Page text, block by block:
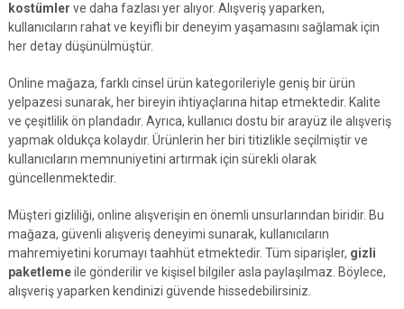
kostümler ve daha fazlası yer alıyor. Alışveriş yaparken,
kullanıcıların rahat ve keyifli bir deneyim yaşamasını sağlamak için
her detay düşünülmüştür.
Online mağaza, farklı cinsel ürün kategorileriyle geniş bir ürün
yelpazesi sunarak, her bireyin ihtiyaçlarına hitap etmektedir. Kalite
ve çeşitlilik ön plandadır. Ayrıca, kullanıcı dostu bir arayüz ile alışveriş
yapmak oldukça kolaydır. Ürünlerin her biri titizlikle seçilmiştir ve
kullanıcıların memnuniyetini artırmak için sürekli olarak
güncellenmektedir.
Müşteri gizliliği, online alışverişin en önemli unsurlarından biridir. Bu
mağaza, güvenli alışveriş deneyimi sunarak, kullanıcıların
mahremiyetini korumayı taahhüt etmektedir. Tüm siparişler, gizli
paketlemeile gönderilir ve kişisel bilgiler asla paylaşılmaz. Böylece,
alışveriş yaparken kendinizi güvende hissedebilirsiniz.